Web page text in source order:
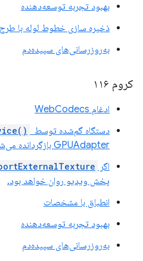
بهبود تجربه توسعه‌دهنده
ذخیره سازی خطوط لوله با
به‌روزرسانی‌های سپیده‌دم
کروم ۱۱۶
ادغام WebCodecs
دستگاه گم‌شده توسط
GPUAdapter بازگردانده می‌شود.
اگر
پخش ویدیو روان خواهد بود.
انطباق با مشخصات
بهبود تجربه توسعه‌دهنده
به‌روزرسانی‌های سپیده‌دم